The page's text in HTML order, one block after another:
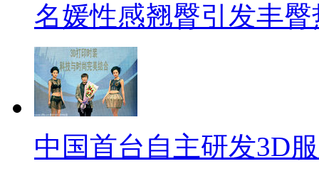
名媛性感翘臀引发丰臀
中国首台自主研发3D